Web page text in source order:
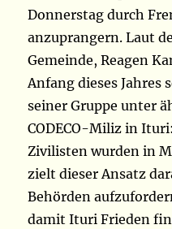
Donnerstag durch
anzuprangern. Laut
Gemeinde, Reagen
Anfang dieses Jahres
seiner Gruppe unter
CODECO-Miliz in
Zivilisten wurden in
zielt dieser Ansatz
Behörden
damit Ituri Frieden